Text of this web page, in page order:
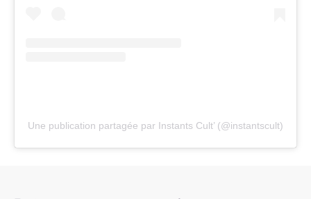
Une publication partagée par Instants Cult’ (@instantscult)